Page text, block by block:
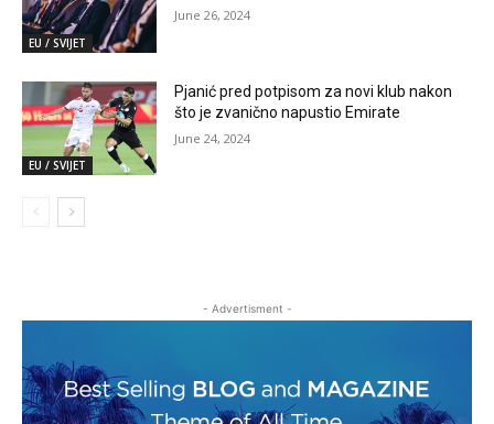
EU / SVIJET
June 26, 2024
EU / SVIJET
Pjanić pred potpisom za novi klub nakon
što je zvanično napustio Emirate
June 24, 2024
- Advertisment -